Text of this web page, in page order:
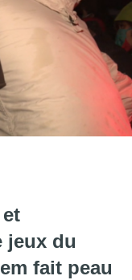
: la Nuit de
jeux du
fait peau